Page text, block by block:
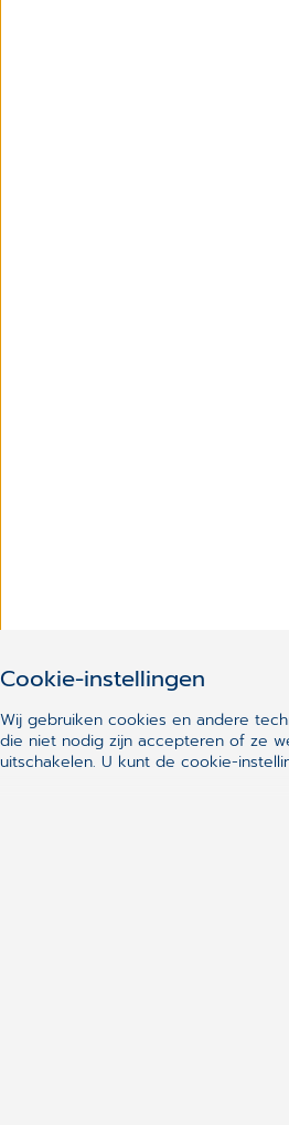
Cookie-instellingen
Wij gebruiken cookies en andere
die niet nodig zijn accepteren of ze
uitschakelen. U kunt de cookie-